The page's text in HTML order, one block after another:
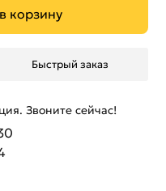
корзину
Быстрый заказ
Звоните сейчас!